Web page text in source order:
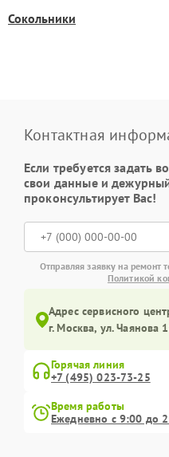
Сокольники
Контактная
Если требуется задать
свои данные и
проконсультирует Вас!
Отправляя заявку на ремонт
Политикой
Адрес сервисного
г. Москва, ул. Чаянова
Горячая линия
+7 (495) 023-73-25
Время работы
Ежедневно с 9:00 до